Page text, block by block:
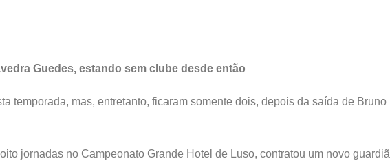
Guedes, estando sem clube desde então
temporada, mas, entretanto, ficaram somente dois, depois da saída de Bruno
jornadas no Campeonato Grande Hotel de Luso, contratou um novo